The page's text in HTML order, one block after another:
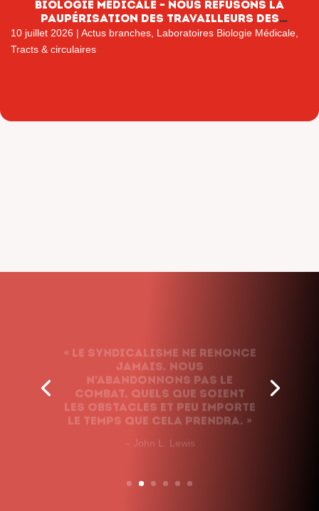
BIOLOGIE MÉDICALE – NOUS REFUSONS LA
PAUPÉRISATION DES TRAVAILLEURS DES
LABORATOIRES DE BIOLOGIE MÉDICALE
10 juillet 2026 | Actus branches Laboratoires Biologie Médicale
Tracts & circulaires
jamais. Nous
n’abandonnons pas le
combat, quels que soient
les obstacles et peu importe
le temps que cela prendra. »